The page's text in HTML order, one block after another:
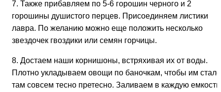
7. Также прибавляем по 5-6 горошин черного и 2
горошины душистого перцев. Присоединяем листики
лавра. По желанию можно еще положить несколько
звездочек гвоздики или семян горчицы.
8. Достаем наши корнишоны, встряхивая их от воды.
Плотно укладываем овощи по баночкам, чтобы им стало
там совсем тесно претесно. Заливаем в каждую емкость